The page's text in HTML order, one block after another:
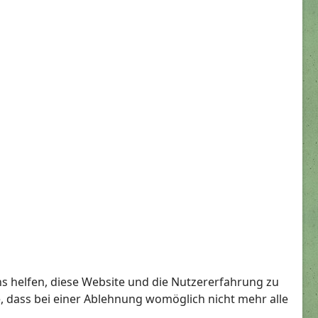
helfen, diese Website und die Nutzererfahrung zu
dass bei einer Ablehnung womöglich nicht mehr alle